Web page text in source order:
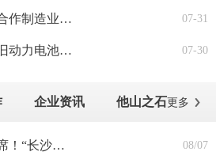
关于发布《湖南省产融合作制造业重点企业名单（2026年）》的通知 07-31
关于做好新能源汽车废旧动力电池回收和综合利用常态化监管工作的通知 07-30
企业资讯 他山之石更多
326个推荐项目优选100席！“长沙银行杯”2026年“创客中国”湖南省中小企业创新创业大赛全省100强名单出炉 08/07